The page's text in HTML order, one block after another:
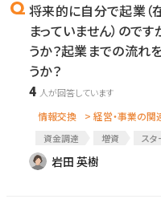
将来的に自分で起業（
まっていません）ので
うか？起業までの流れ
うか？
4
情報交換 > 経営・事業の関
資金調達 増資 スタ
株式会社設立
岩田 英樹